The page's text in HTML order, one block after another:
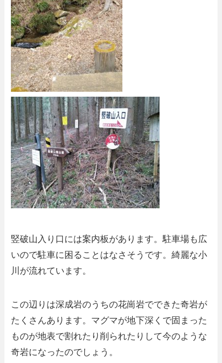
竪破山入り口には案内板があります。駐車場も広
いので駐車に困ることはなさそうです。綺麗な小
川が流れています。
この辺りは深成岩のうちの花崗岩でできた奇岩が
たくさんあります。マグマが地下深くで固まった
ものが地表で割れたり削られたりして今のような
奇岩になったのでしょう。